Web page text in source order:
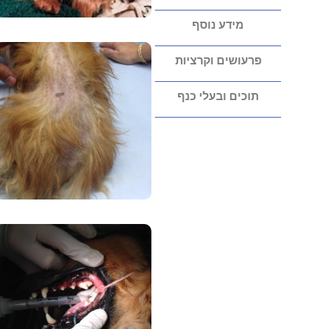
מידע נוסף
פרעושים וקרציות
תוכים ובעלי כנף